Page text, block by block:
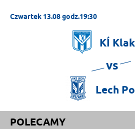
Czwartek 13.08 godz.19:30
KÍ
vs
Lech
POLECAMY